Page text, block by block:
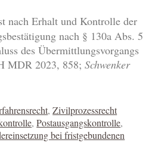
nach Erhalt und Kontrolle der
nach § 130a Abs. 5
des Übermittlungsvorgangs
MDR 2023, 858;Schwenker
,Zivilprozessrecht
,Postausgangskontrolle,
bei fristgebundenen